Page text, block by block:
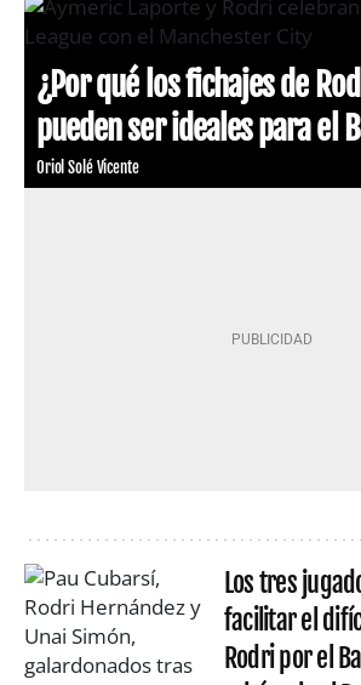
¿Por qué los fichajes de
pueden ser ideales para el
Oriol Solé Vicente
Los tres
facilitar el
Rodri por el